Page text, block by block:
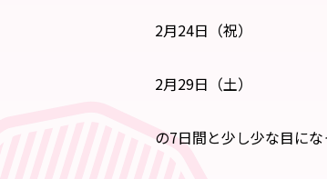
2月24日（祝）
2月29日（土）
の7日間と少し少な目にな